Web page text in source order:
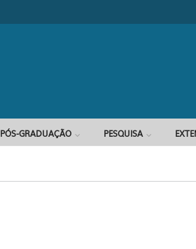
Formulário de busca
PÓS-GRADUAÇÃO PESQUISA